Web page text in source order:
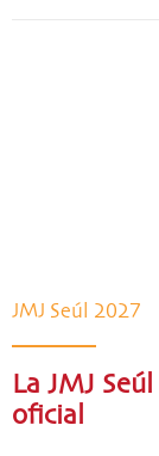
JMJ Seúl 2027
La JMJ
oficial